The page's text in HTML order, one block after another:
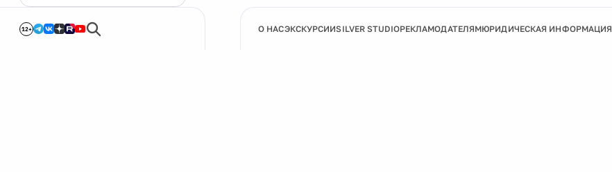
12+ О НАСЭКСКУРСИИSILVER STUDIOРЕКЛАМОДАТЕЛЯМЮРИДИЧЕСКАЯ ИНФОРМАЦИЯ